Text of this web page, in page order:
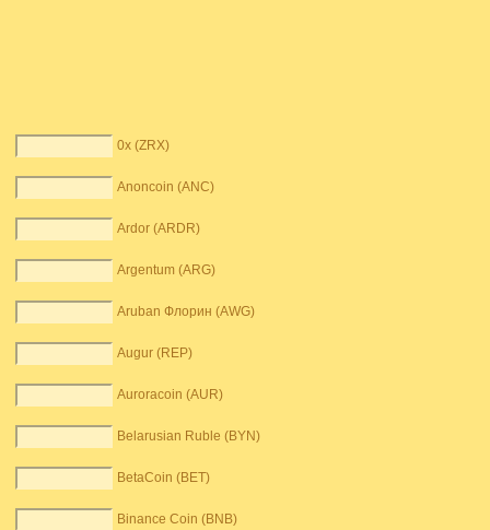
0x (ZRX)
Anoncoin (ANC)
Ardor (ARDR)
Argentum (ARG)
Aruban Флорин (AWG)
Augur (REP)
Auroracoin (AUR)
Belarusian Ruble (BYN)
BetaCoin (BET)
Binance Coin (BNB)